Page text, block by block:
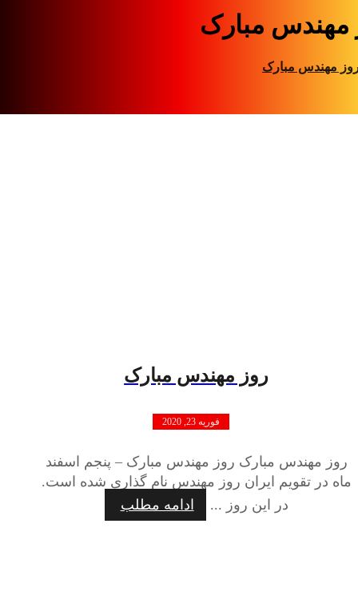
مهندس مبارک
مهندس مبارک
روز مهندس مبارک
فوریه 23, 2020
روز مهندس مبارک روز مهندس مبارک – پنجم اسفند
ماه در تقویم ایران روز مهندس نام گذاری شده است.
در این روز ...
ادامه مطلب